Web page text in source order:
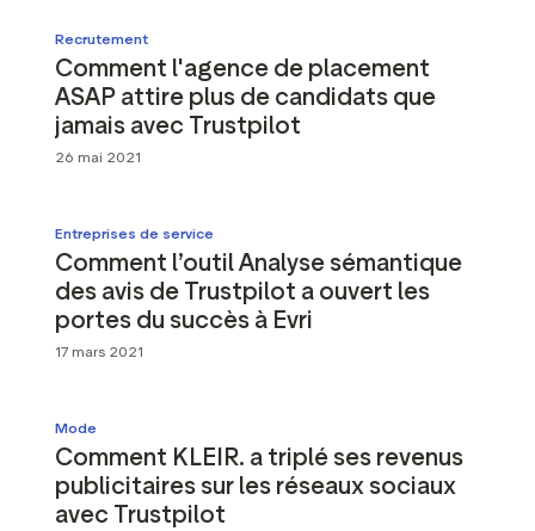
Recrutement
Comment l'agence de placement
ASAP attire plus de candidats que
jamais avec Trustpilot
26 mai 2021
Entreprises de service
Comment l’outil Analyse sémantique
des avis de Trustpilot a ouvert les
portes du succès à Evri
17 mars 2021
Mode
Comment KLEIR. a triplé ses revenus
publicitaires sur les réseaux sociaux
avec Trustpilot